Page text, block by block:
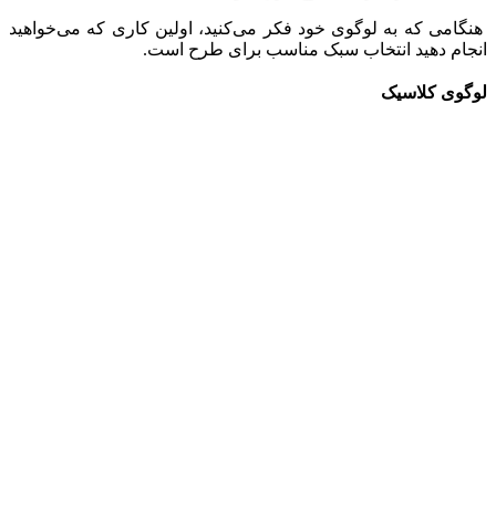
هنگامی که به لوگوی خود فکر می‌کنید، اولین کاری که می‌خواهید
انجام دهید انتخاب سبک مناسب برای طرح است.
لوگوی کلاسیک